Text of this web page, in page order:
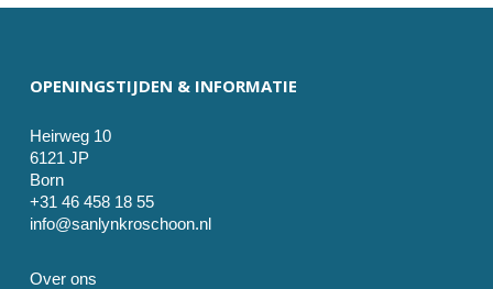
OPENINGSTIJDEN & INFORMATIE
Heirweg 10
6121 JP
Born
+31 46 458 18 55
info@sanlynkroschoon.nl
Over ons